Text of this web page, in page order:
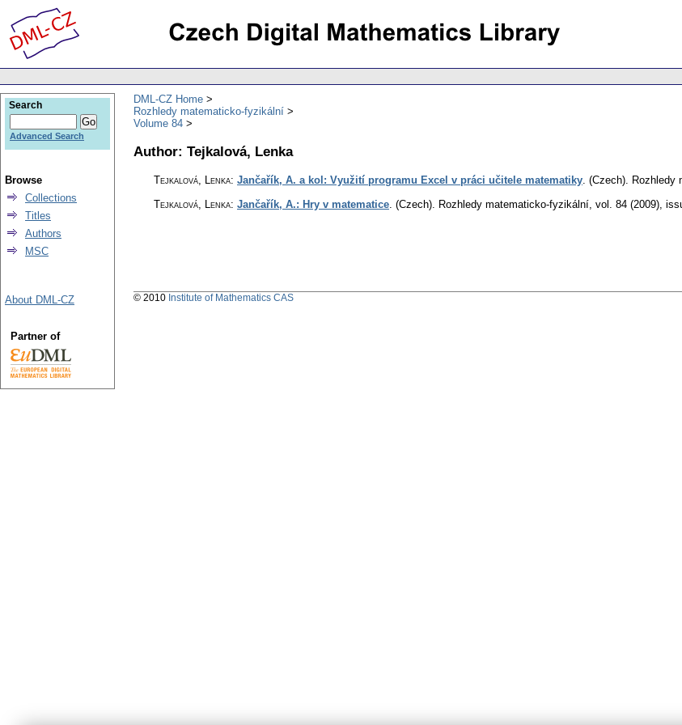
DML-CZ Home
Rozhledy matematicko-fyzikální
Volume 84
Author: Tejkalová, Lenka
Tejkalová, Lenka: Jančařík, A. a kol: Využití programu Excel v práci učitele matematiky. (Czech). Rozhledy
Tejkalová, Lenka: Jančařík, A.: Hry v matematice. (Czech). Rozhledy matematicko-fyzikální, vol. 84 (2009),
Search
Advanced Search
Browse
Collections
Titles
Authors
MSC
About DML-CZ
Partner of
© 2010 Institute of Mathematics CAS